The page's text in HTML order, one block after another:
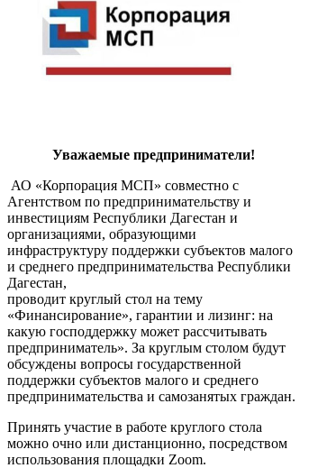
Уважаемые предприниматели!
АО «Корпорация МСП» совместно с
Агентством по предпринимательству и
инвестициям Республики Дагестан и
организациями, образующими
инфраструктуру поддержки субъектов малого
и среднего предпринимательства Республики
Дагестан,
проводит круглый стол на тему
«Финансирование», гарантии и лизинг: на
какую господдержку может рассчитывать
предприниматель». За круглым столом будут
обсуждены вопросы государственной
поддержки субъектов малого и среднего
предпринимательства и самозанятых граждан.
Принять участие в работе круглого стола
можно очно или дистанционно, посредством
использования площадки Zoom.